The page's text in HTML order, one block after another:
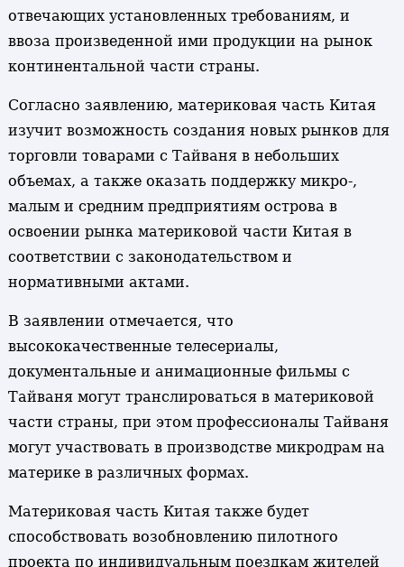
отвечающих установленных требованиям, и
ввоза произведенной ими продукции на рынок
континентальной части страны.
Согласно заявлению, материковая часть Китая
изучит возможность создания новых рынков для
торговли товарами с Тайваня в небольших
объемах, а также оказать поддержку микро-,
малым и средним предприятиям острова в
освоении рынка материковой части Китая в
соответствии с законодательством и
нормативными актами.
В заявлении отмечается, что
высококачественные телесериалы,
документальные и анимационные фильмы с
Тайваня могут транслироваться в материковой
части страны, при этом профессионалы Тайваня
могут участвовать в производстве микродрам на
материке в различных формах.
Материковая часть Китая также будет
способствовать возобновлению пилотного
проекта по индивидуальным поездкам жителей